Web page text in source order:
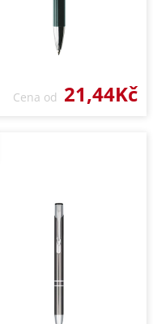
Cena od 21,44Kč